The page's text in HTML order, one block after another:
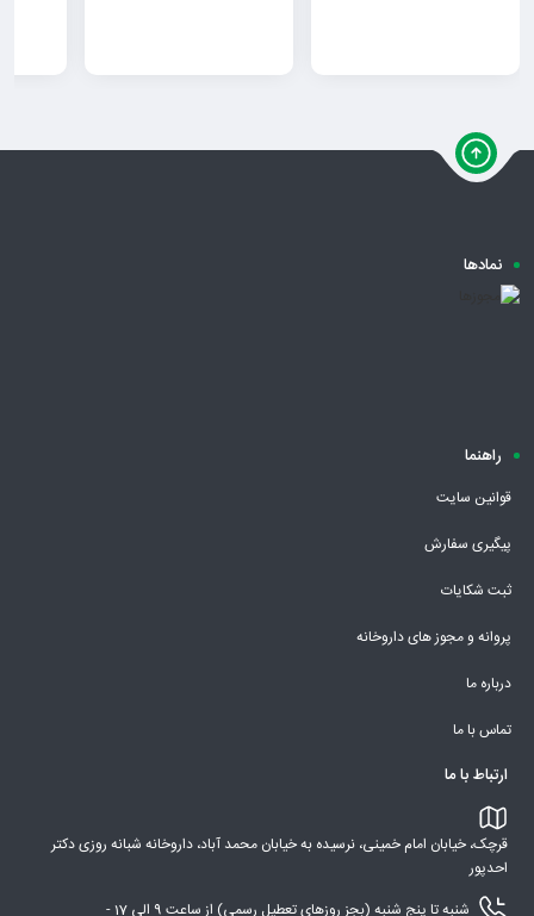
نمادها
راهنما
قوانین سایت
پیگیری سفارش
ثبت شکایات
پروانه و مجوز های داروخانه
درباره ما
تماس با ما
ارتباط با ما
قرچک، خیابان امام خمینی، نرسیده به خیابان محمد آباد، داروخانه شبانه روزی دکتر
احدپور
شنبه تا پنج شنبه (بجز روزهای تعطیل رسمی) از ساعت 9 الی 17 -